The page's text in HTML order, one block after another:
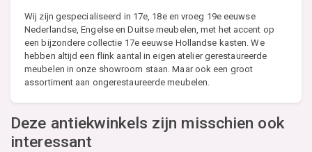
Wij zijn gespecialiseerd in 17e, 18e en vroeg 19e eeuwse
Nederlandse, Engelse en Duitse meubelen, met het accent op
een bijzondere collectie 17e eeuwse Hollandse kasten. We
hebben altijd een flink aantal in eigen atelier gerestaureerde
meubelen in onze showroom staan. Maar ook een groot
assortiment aan ongerestaureerde meubelen.
Deze antiekwinkels zijn misschien ook
interessant